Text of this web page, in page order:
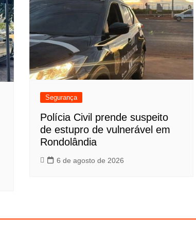
Segurança
Polícia Civil prende suspeito
de estupro de vulnerável em
Rondolândia
6 de agosto de 2026